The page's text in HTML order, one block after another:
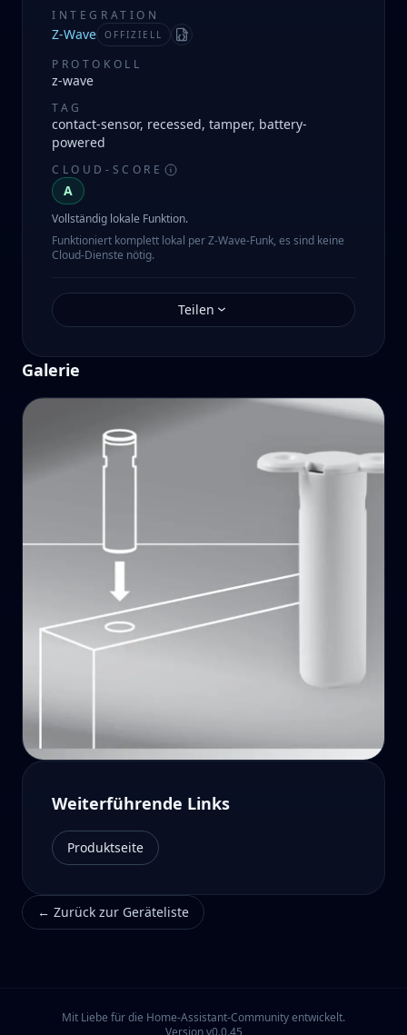
INTEGRATION
Z-Wave OFFIZIELL Manifest
PROTOKOLL
z-wave
TAG
contact-sensor, recessed, tamper, battery-
powered
CLOUD-SCORE
A
Vollständig lokale Funktion.
Funktioniert komplett lokal per Z-Wave-Funk, es sind keine
Cloud-Dienste nötig.
Teilen
Galerie
Weiterführende Links
Produktseite
← Zurück zur Geräteliste
Mit Liebe für die Home-Assistant-Community entwickelt.
Version v0.0.45